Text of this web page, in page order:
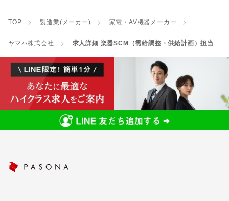
TOP 製造業(メーカー) 家電・AV機器メーカー
ヤマハ株式会社 求人詳細 楽器SCM（需給調整・供給計画）担当